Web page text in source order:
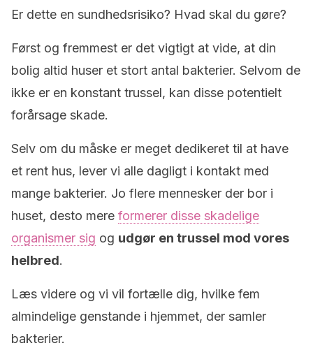
Er dette en sundhedsrisiko? Hvad skal du gøre?
Først og fremmest er det vigtigt at vide, at din
bolig altid huser et stort antal bakterier. Selvom de
ikke er en konstant trussel, kan disse potentielt
forårsage skade.
Selv om du måske er meget dedikeret til at have
et rent hus, lever vi alle dagligt i kontakt med
mange bakterier. Jo flere mennesker der bor i
huset, desto mere formerer disse skadelige
organismer sig og udgør en trussel mod vores
helbred.
Læs videre og vi vil fortælle dig, hvilke fem
almindelige genstande i hjemmet, der samler
bakterier.